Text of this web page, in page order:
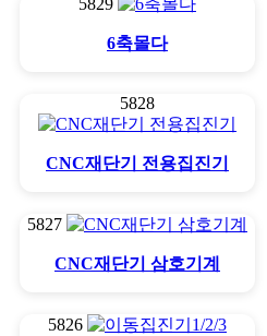
5829
6축몰다
5828
CNC재단기 전용집진기
5827
CNC재단기 삼호기계
5826